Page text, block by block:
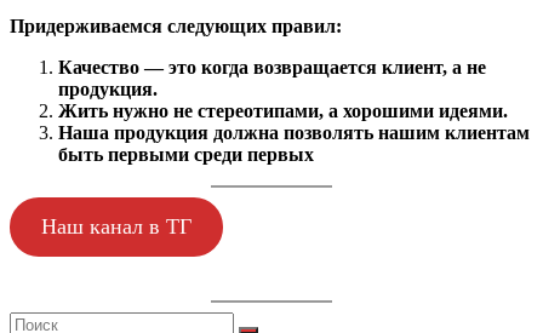
Придерживаемся следующих правил:
Качество — это когда возвращается клиент, а не
продукция.
Жить нужно не стереотипами, а хорошими идеями.
Наша продукция должна позволять нашим клиентам
быть первыми среди первых
Наш канал в ТГ